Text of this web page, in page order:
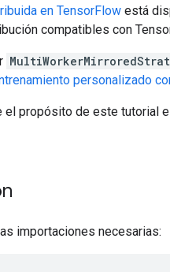
en TensorFlow está
compatibles con
personalizado
el propósito de este tutorial
importaciones necesarias: